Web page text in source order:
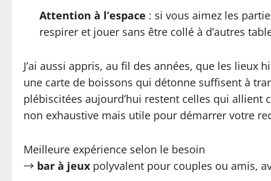
Attention à l’espace : si vous aimez les
respirer et jouer sans être collé à d’autres
J’ai aussi appris, au fil des années, que les
une carte de boissons qui détonne suffisent à
plébiscitées aujourd’hui restent celles qui
non exhaustive mais utile pour démarrer votre
Meilleure expérience selon le besoin
→ bar à jeux polyvalent pour couples ou amis,